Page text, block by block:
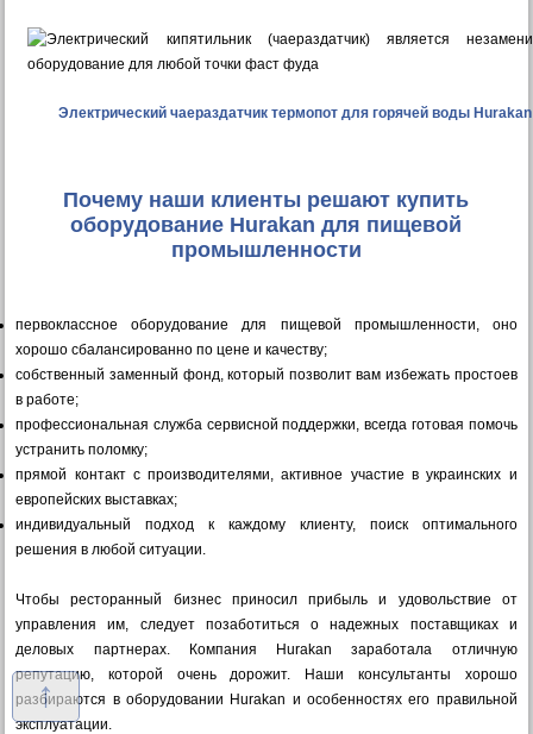
Электрический чаераздатчик термопот для горячей воды Hurakan
Почему наши клиенты решают купить
оборудование Hurakan для пищевой
промышленности
первоклассное оборудование для пищевой промышленности, оно
хорошо сбалансированно по цене и качеству;
собственный заменный фонд, который позволит вам избежать простоев
в работе;
профессиональная служба сервисной поддержки, всегда готовая помочь
устранить поломку;
прямой контакт с производителями, активное участие в украинских и
европейских выставках;
индивидуальный подход к каждому клиенту, поиск оптимального
решения в любой ситуации.
Чтобы ресторанный бизнес приносил прибыль и удовольствие от
управления им, следует позаботиться о надежных поставщиках и
деловых партнерах. Компания Hurakan заработала отличную
репутацию, которой очень дорожит. Наши консультанты хорошо
разбираются в оборудовании Hurakan и особенностях его правильной
эксплуатации.
↑